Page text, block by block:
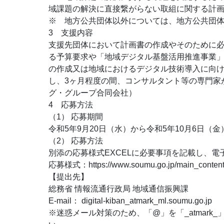
域課題の解決に直接繋がらない取組に関する計
※ 地方公共団体以外については、地方公共団
3 支援内容
支援先団体において計画書の作成やそのために
る予算要求や「地域デジタル基盤活用推進事業
の作成又は地域におけるデジタル技術導入に向
し、3ヶ月程度の間、コンサルタント等の専門
グ・グループ合同会社）
4 応募方法
（1） 応募期間
令和5年9月20日（水）から令和5年10月6日（金
（2） 応募方法
別添の応募様式EXCELに必要事項を記載し、
応募様式：https://www.soumu.go.jp/
【提出先】
総務省 情報流通行政局 地域通信振興課
E-mail： digital-kiban_atmark_ml.soumu.go.jp
※迷惑メール対策のため、「@」を「_atmark_